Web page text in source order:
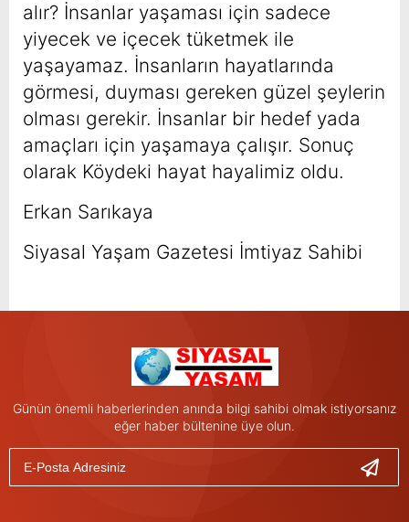
alır? İnsanlar yaşaması için sadece
yiyecek ve içecek tüketmek ile
yaşayamaz. İnsanların hayatlarında
görmesi, duyması gereken güzel şeylerin
olması gerekir. İnsanlar bir hedef yada
amaçları için yaşamaya çalışır. Sonuç
olarak Köydeki hayat hayalimiz oldu.
Erkan Sarıkaya
Siyasal Yaşam Gazetesi İmtiyaz Sahibi
Günün önemli haberlerinden anında bilgi sahibi olmak istiyorsanız
eğer haber bültenine üye olun.